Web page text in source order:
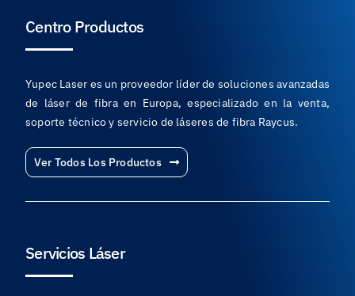
Centro Productos
Yupec Laser es un proveedor líder de soluciones avanzadas
de láser de fibra en Europa, especializado en la venta,
soporte técnico y servicio de láseres de fibra Raycus.
Ver Todos Los Productos
Servicios Láser